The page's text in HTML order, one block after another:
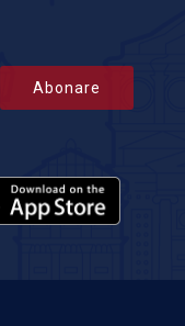
Abonare